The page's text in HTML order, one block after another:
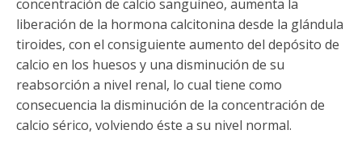
concentración de calcio sanguíneo, aumenta la
liberación de la hormona calcitonina desde la glándula
tiroides, con el consiguiente aumento del depósito de
calcio en los huesos y una disminución de su
reabsorción a nivel renal, lo cual tiene como
consecuencia la disminución de la concentración de
calcio sérico, volviendo éste a su nivel normal.